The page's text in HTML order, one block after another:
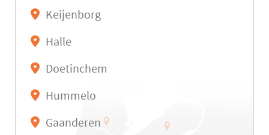
Keijenborg
Halle
Doetinchem
Hummelo
Gaanderen